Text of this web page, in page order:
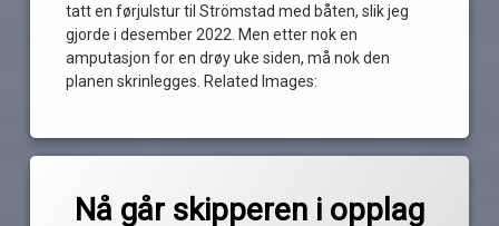
tatt en førjulstur til Strömstad med båten, slik jeg
gjorde i desember 2022. Men etter nok en
amputasjon for en drøy uke siden, må nok den
planen skrinlegges. Related Images:
Nå går skipperen i opplag
Ahus